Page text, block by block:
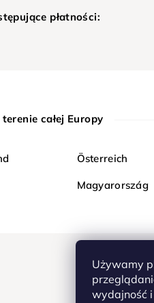
Używamy
wydajność
płatności:
całej Europy
Österreich
Magyarország